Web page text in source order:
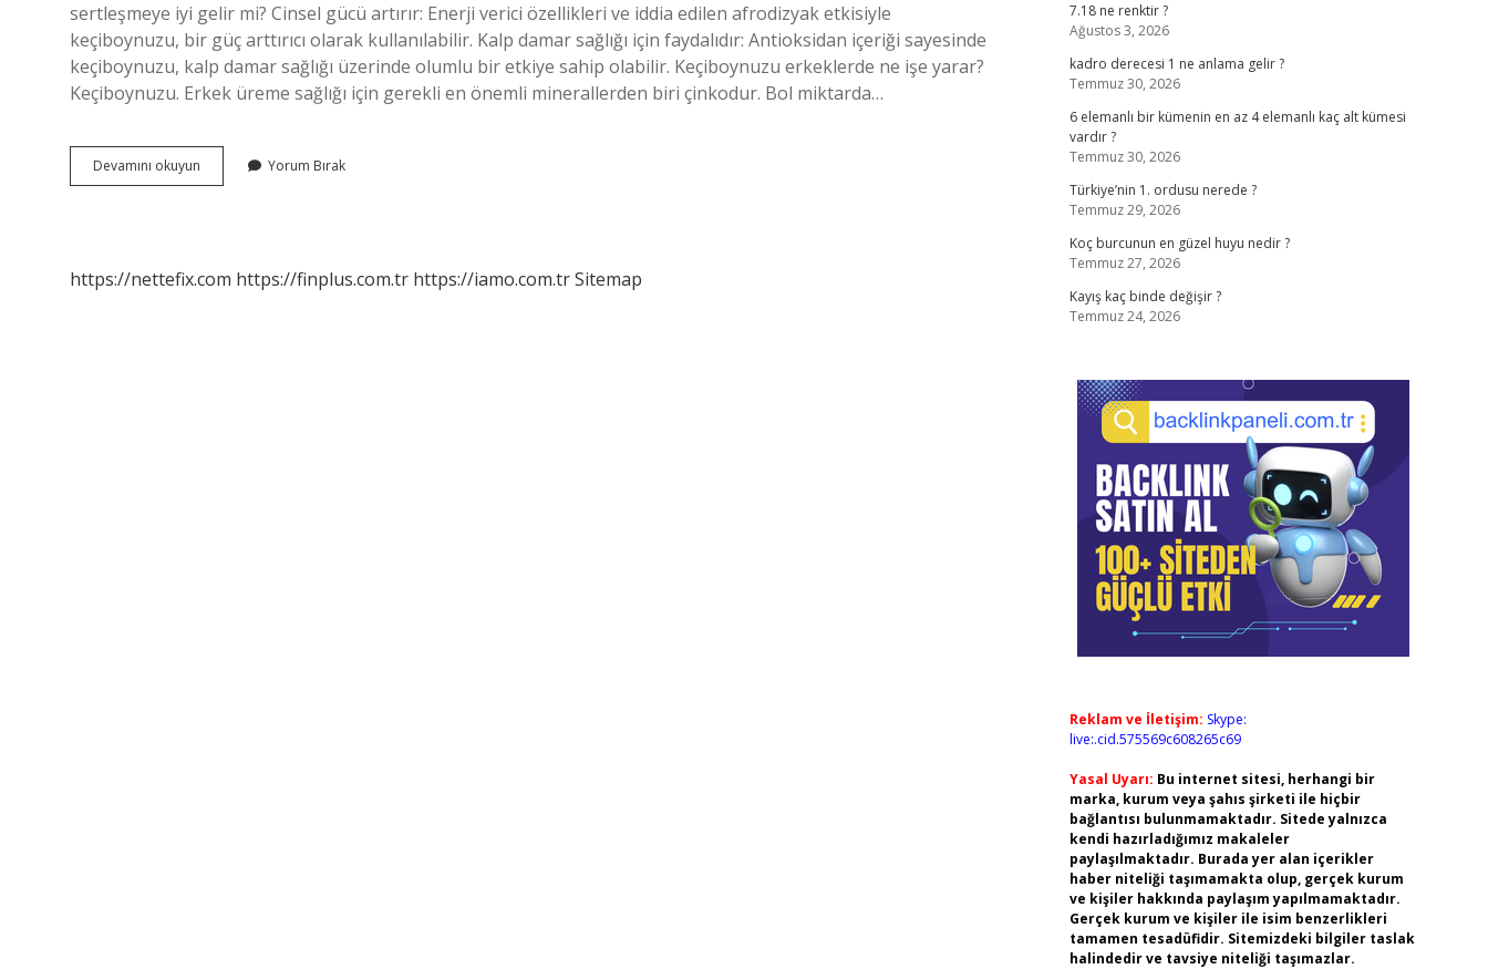
sertleşmeye iyi gelir mi? Cinsel gücü artırır: Enerji verici özellikleri ve iddia edilen afrodizyak etkisiyle
keçiboynuzu, bir güç arttırıcı olarak kullanılabilir. Kalp damar sağlığı için faydalıdır: Antioksidan içeriği sayesinde
keçiboynuzu, kalp damar sağlığı üzerinde olumlu bir etkiye sahip olabilir. Keçiboynuzu erkeklerde ne işe yarar?
Keçiboynuzu. Erkek üreme sağlığı için gerekli en önemli minerallerden biri çinkodur. Bol miktarda…
Devamını okuyun
Boynuzunun
Mı
Yorum Bırak
https://nettefix.com https://finplus.com.tr https://iamo.com.trSitemap
7.18 ne renktir ?
Ağustos 3, 2026
kadro derecesi 1 ne anlama gelir ?
Temmuz 30, 2026
6 elemanlı bir kümenin en az 4 elemanlı kaç alt kümesi
vardır ?
Temmuz 30, 2026
Türkiye’nin 1. ordusu nerede ?
Temmuz 29, 2026
Koç burcunun en güzel huyu nedir ?
Temmuz 27, 2026
Kayış kaç binde değişir ?
Temmuz 24, 2026
Reklam ve İletişim: Skype:
live:.cid.575569c608265c69
Yasal Uyarı: Bu internet sitesi, herhangi bir
marka, kurum veya şahıs şirketi ile hiçbir
bağlantısı bulunmamaktadır. Sitede yalnızca
kendi hazırladığımız makaleler
paylaşılmaktadır. Burada yer alan içerikler
haber niteliği taşımamakta olup, gerçek kurum
ve kişiler hakkında paylaşım yapılmamaktadır.
Gerçek kurum ve kişiler ile isim benzerlikleri
tamamen tesadüfidir. Sitemizdeki bilgiler taslak
halindedir ve tavsiye niteliği taşımazlar.